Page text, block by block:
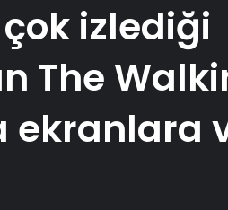
izlediği
The
ekranlara